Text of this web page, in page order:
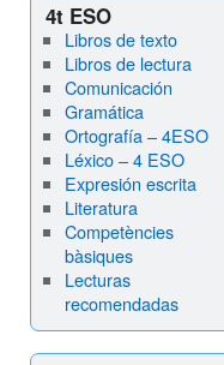
4t ESO
Libros de texto
Libros de lectura
Comunicación
Gramática
Ortografía – 4ESO
Léxico – 4 ESO
Expresión escrita
Literatura
Competències
bàsiques
Lecturas
recomendadas